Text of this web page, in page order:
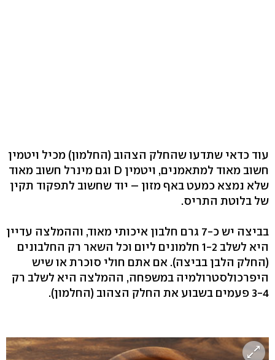
עוד כדאי שתדעו שהחלק הצהוב (החלמון) מכיל ויטמין
חשוב מאוד למתאמנים, ויטמין D וגם מינרל חשוב מאוד
שלא נמצא כמעט באף מזון – יוד שחשוב לתפקוד תקין
של בלוטת התריס.
בביצה יש כ-7 גרם חלבון איכותי מאוד, וההמלצה עדיין
היא לשלב 1-2 חלמונים ליום וכל השאר רק החלבונים
(החלק הלבן בביצה). אם אתם חולי סוכרת או שיש
היפרכולסטרולמיה במשפחה, ההמלצה היא לשלב רק
3-4 פעמים בשבוע את החלק הצהוב (החלמון).